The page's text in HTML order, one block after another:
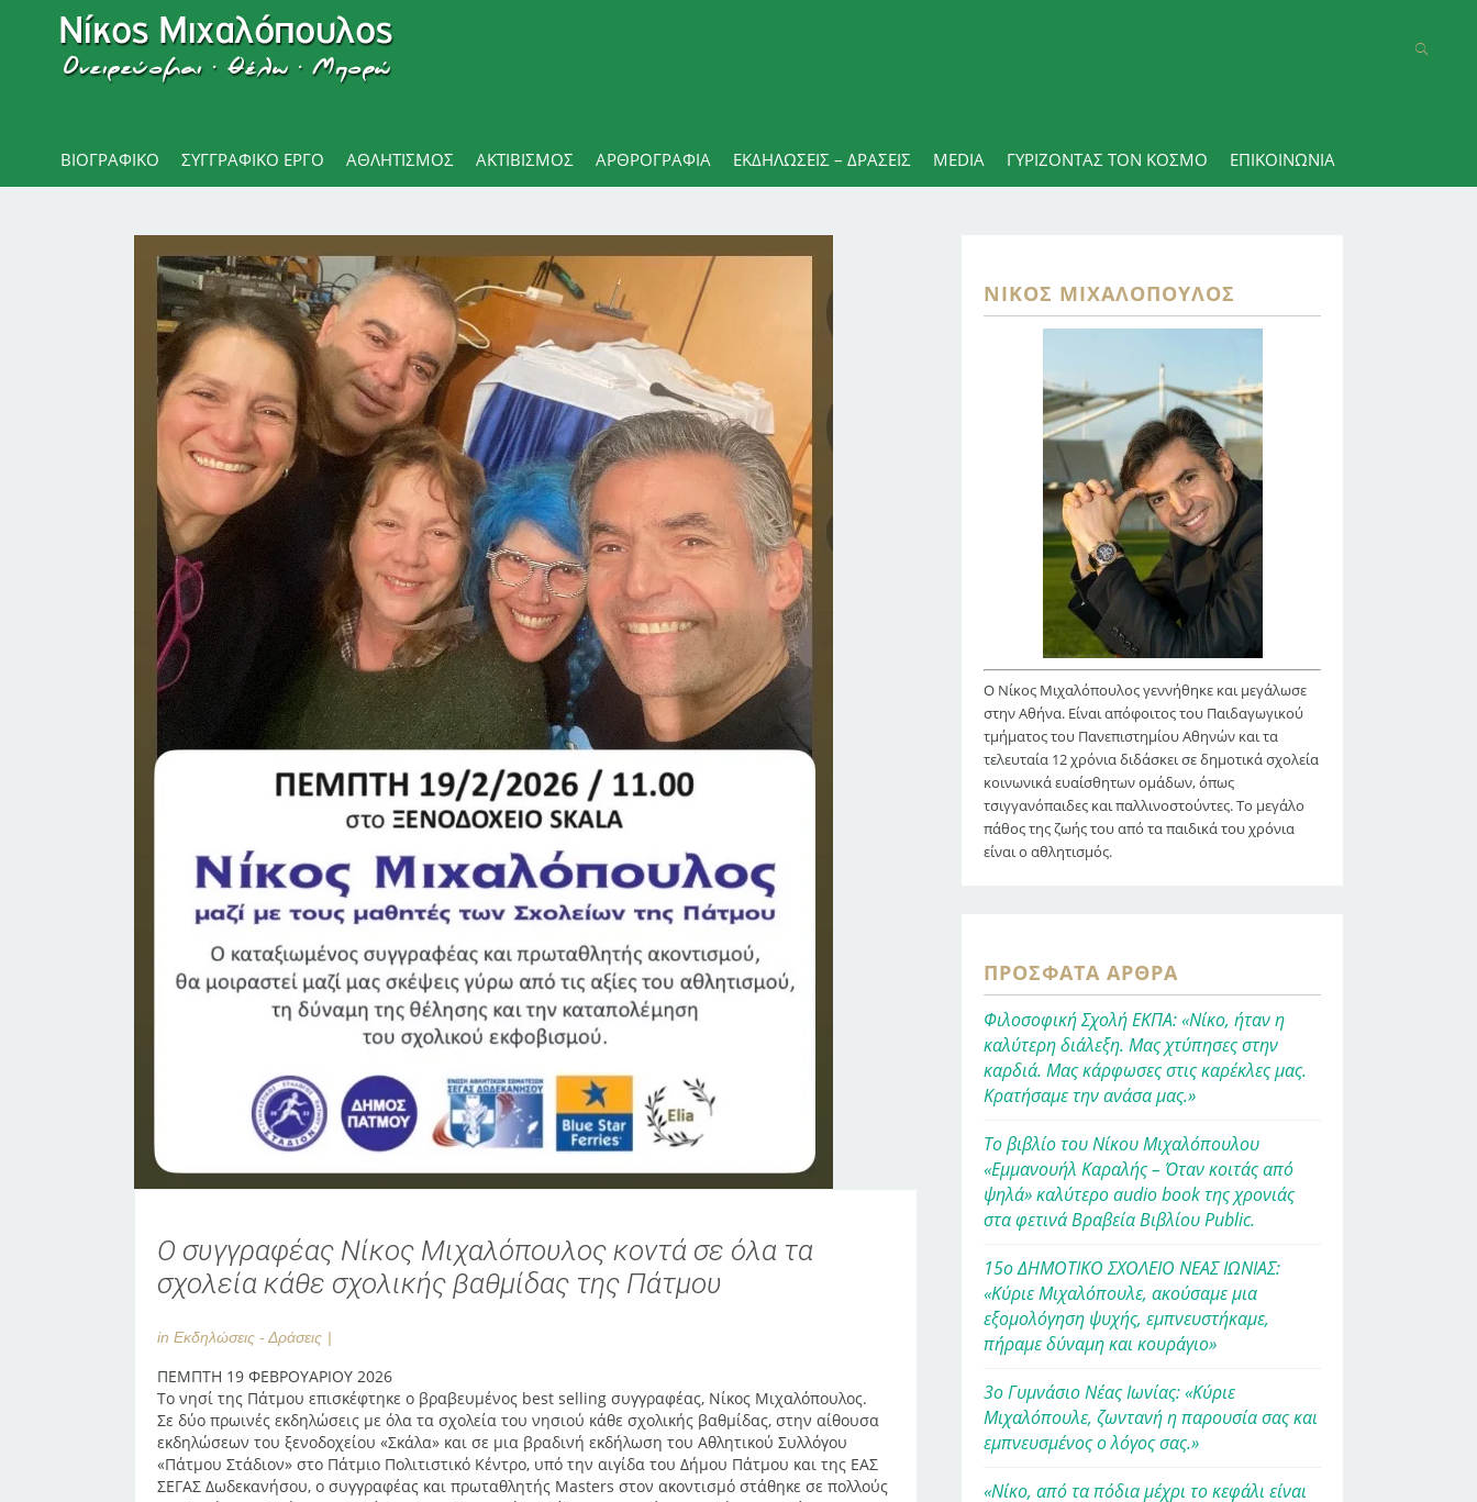
ΒΙΟΓΡΑΦΙΚΌ ΣΥΓΓΡΑΦΙΚΟ ΕΡΓΟ ΑΘΛΗΤΙΣΜΌΣ ΑΚΤΙΒΙΣΜΟΣ ΑΡΘΡΟΓΡΑΦΊΑ ΕΚΔΗΛΏΣΕΙΣ – ΔΡΆΣΕΙΣ MEDIA ΓΥΡΊΖΟΝΤΑΣ ΤΟΝ ΚΌΣΜΟ ΕΠΙΚΟΙΝΩΝΊΑ
Ο συγγραφέας Νίκος Μιχαλόπουλος κοντά σε όλα τα
σχολεία κάθε σχολικής βαθμίδας της Πάτμου
in Εκδηλώσεις - Δράσεις
ΠΕΜΠΤΗ 19 ΦΕΒΡΟΥΑΡΙΟΥ 2026
Το νησί της Πάτμου επισκέφτηκε ο βραβευμένος best selling συγγραφέας, Νίκος Μιχαλόπουλος.
Σε δύο πρωινές εκδηλώσεις με όλα τα σχολεία του νησιού κάθε σχολικής βαθμίδας, στην αίθουσα
εκδηλώσεων του ξενοδοχείου «Σκάλα» και σε μια βραδινή εκδήλωση του Αθλητικού Συλλόγου
«Πάτμου Στάδιον» στο Πάτμιο Πολιτιστικό Κέντρο, υπό την αιγίδα του Δήμου Πάτμου και της ΕΑΣ
ΣΕΓΑΣ Δωδεκανήσου, ο συγγραφέας και πρωταθλητής Masters στον ακοντισμό στάθηκε σε πολλούς
ΝΊΚΟΣ ΜΙΧΑΛΌΠΟΥΛΟΣ
Ο Νίκος Μιχαλόπουλος γεννήθηκε και μεγάλωσε
στην Αθήνα. Είναι απόφοιτος του Παιδαγωγικού
τμήματος του Πανεπιστημίου Αθηνών και τα
τελευταία 12 χρόνια διδάσκει σε δημοτικά σχολεία
κοινωνικά ευαίσθητων ομάδων, όπως
τσιγγανόπαιδες και παλλινοστούντες. Το μεγάλο
πάθος της ζωής του από τα παιδικά του χρόνια
είναι ο αθλητισμός.
ΠΡΌΣΦΑΤΑ ΆΡΘΡΑ
Φιλοσοφική Σχολή ΕΚΠΑ: «Νίκο, ήταν η
καλύτερη διάλεξη. Μας χτύπησες στην
καρδιά. Μας κάρφωσες στις καρέκλες μας.
Κρατήσαμε την ανάσα μας.»
Το βιβλίο του Νίκου Μιχαλόπουλου
«Εμμανουήλ Καραλής – Όταν κοιτάς από
ψηλά» καλύτερο audio book της χρονιάς
στα φετινά Βραβεία Βιβλίου Public.
15ο ΔΗΜΟΤΙΚΟ ΣΧΟΛΕΙΟ ΝΕΑΣ ΙΩΝΙΑΣ:
«Κύριε Μιχαλόπουλε, ακούσαμε μια
εξομολόγηση ψυχής, εμπνευστήκαμε,
πήραμε δύναμη και κουράγιο»
3ο Γυμνάσιο Νέας Ιωνίας: «Κύριε
Μιχαλόπουλε, ζωντανή η παρουσία σας και
εμπνευσμένος ο λόγος σας.»
«Νίκο, από τα πόδια μέχρι το κεφάλι είναι